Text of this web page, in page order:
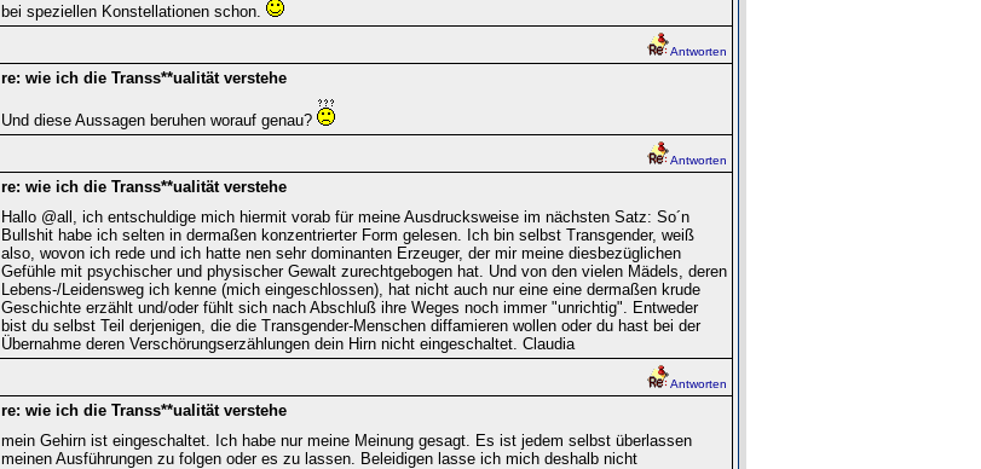
bei speziellen Konstellationen schon.
Antworten
re: wie ich die Transs**ualität verstehe
Und diese Aussagen beruhen worauf genau?
Antworten
re: wie ich die Transs**ualität verstehe
Hallo @all, ich entschuldige mich hiermit vorab für meine Ausdrucksweise im nächsten Satz: So´n
Bullshit habe ich selten in dermaßen konzentrierter Form gelesen. Ich bin selbst Transgender, weiß
also, wovon ich rede und ich hatte nen sehr dominanten Erzeuger, der mir meine diesbezüglichen
Gefühle mit psychischer und physischer Gewalt zurechtgebogen hat. Und von den vielen Mädels, deren
Lebens-/Leidensweg ich kenne (mich eingeschlossen), hat nicht auch nur eine eine dermaßen krude
Geschichte erzählt und/oder fühlt sich nach Abschluß ihre Weges noch immer "unrichtig". Entweder
bist du selbst Teil derjenigen, die die Transgender-Menschen diffamieren wollen oder du hast bei der
Übernahme deren Verschörungserzählungen dein Hirn nicht eingeschaltet. Claudia
Antworten
re: wie ich die Transs**ualität verstehe
mein Gehirn ist eingeschaltet. Ich habe nur meine Meinung gesagt. Es ist jedem selbst überlassen
meinen Ausführungen zu folgen oder es zu lassen. Beleidigen lasse ich mich deshalb nicht